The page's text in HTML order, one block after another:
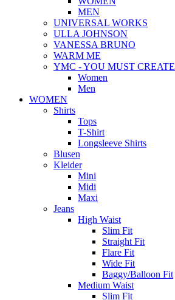
MEN
UNIVERSAL WORKS
ULLA JOHNSON
VANESSA BRUNO
WARM ME
YMC - YOU MUST CREATE
Women
Men
WOMEN
Shirts
Tops
T-Shirt
Longsleeve Shirts
Blusen
Kleider
Mini
Midi
Maxi
Jeans
High Waist
Slim Fit
Straight Fit
Flare Fit
Wide Fit
Baggy/Balloon Fit
Medium Waist
Slim Fit